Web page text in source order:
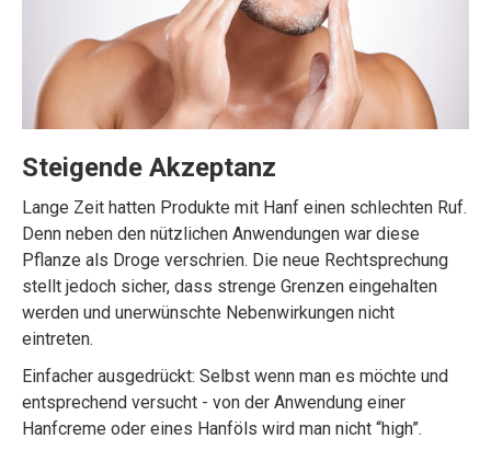
Steigende Akzeptanz
Lange Zeit hatten Produkte mit Hanf einen schlechten Ruf.
Denn neben den nützlichen Anwendungen war diese
Pflanze als Droge verschrien. Die neue Rechtsprechung
stellt jedoch sicher, dass strenge Grenzen eingehalten
werden und unerwünschte Nebenwirkungen nicht
eintreten.
Einfacher ausgedrückt: Selbst wenn man es möchte und
entsprechend versucht - von der Anwendung einer
Hanfcreme oder eines Hanföls wird man nicht “high”.